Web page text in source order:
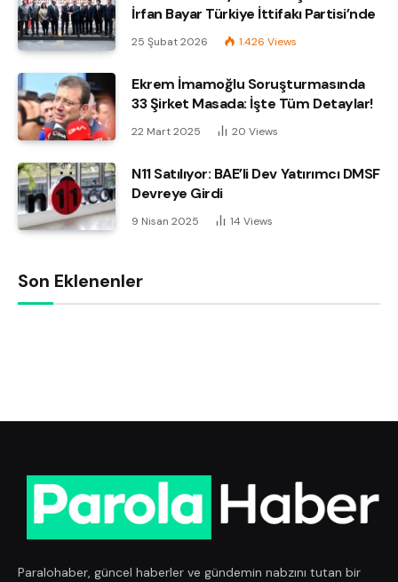
İrfan Bayar Türkiye İttifakı Partisi’nde
25 Şubat 2026 1.426 Views
Ekrem İmamoğlu Soruşturmasında
33 Şirket Masada: İşte Tüm Detaylar!
22 Mart 2025 20 Views
N11 Satılıyor: BAE’li Dev Yatırımcı DMSF
Devreye Girdi
9 Nisan 2025 14 Views
Son Eklenenler
Paralohaber, güncel haberler ve gündemin nabzını tutan bir